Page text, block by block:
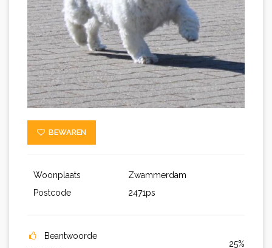
BEWAREN
Woonplaats
Zwammerdam
Postcode
2471ps
Beantwoorde
25%